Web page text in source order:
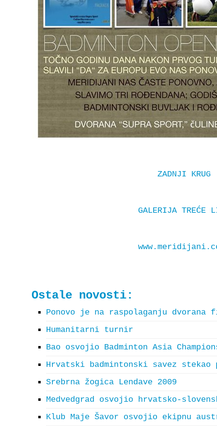
ZADNJI KRUG
GALERIJA TREĆE
Ostale novosti:
Ponovo je na raspolaganju dvorana
Humanitarni turnir
Bao osvojio Badminton Asia
Hrvatski badmintonski savez stekao
Srebrna žogica Lendave 2009
Medvedgrad osvojio hrvatsko-
Klub Maje Šavor osvojio ekipnu